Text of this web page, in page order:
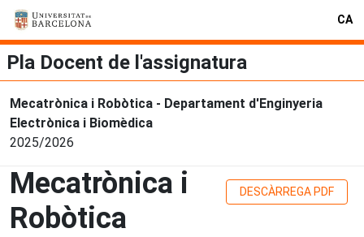
CA
Pla Docent de l'assignatura
Mecatrònica i Robòtica - Departament d'Enginyeria
Electrònica i Biomèdica
2025/2026
Mecatrònica i
Robòtica
DESCÀRREGA PDF